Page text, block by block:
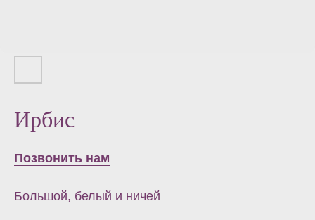
Ирбис
Позвонить нам
Большой, белый и ничей